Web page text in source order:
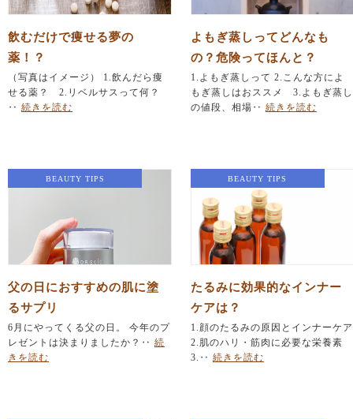
飲むだけで痩せる夢の
薬！？
（写真はイメージ） 1.飲んだら痩
せる薬？ 2.リベルサスって何？
‥ 続きを読む
よもぎ蒸しってどんなも
の？危険ってほんと？
1.よもぎ蒸しって 2.こんな方によ
もぎ蒸しはおススメ 3.よもぎ蒸し
の値段、相場‥ 続きを読む
BEAUTY TIPS
父の日におすすめの肌に塗
るサプリ
6月にやってくる父の日。 今年のプ
レゼントは決まりましたか？‥ 続
きを読む
BEAUTY TIPS
たるみに効果的なインナー
ケアは？
1.顔のたるみの原因とインナーケア
2.肌のハリ・筋肉に必要な栄養素
3.‥ 続きを読む